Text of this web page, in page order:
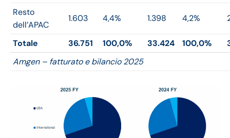
Resto
dell’APAC
1.603 4,4% 1.398 4,2%
Totale 36.751 100,0% 33.424 100,0%
Amgen – fatturato e bilancio 2025